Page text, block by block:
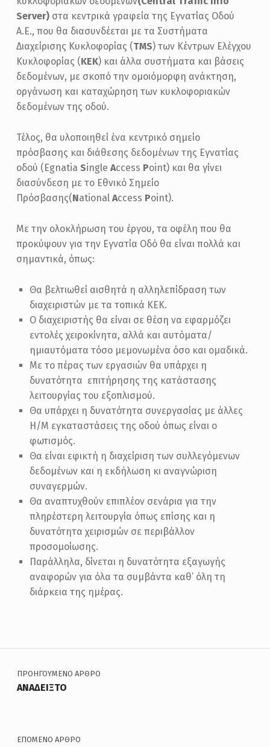
Δ
Ό
Σ
Server) στα κεντρικά γραφεία της Εγνατίας Οδού
Α.Ε., που θα διασυνδέεται με τα Συστήματα
Διαχείρισης Κυκλοφορίας (TMS) των Κέντρων Ελέγχου
Κυκλοφορίας (KEK) και άλλα συστήματα και βάσεις
δεδομένων, με σκοπό την ομοιόμορφη ανάκτηση,
οργάνωση και καταχώρηση των κυκλοφοριακών
δεδομένων της οδού.
Τέλος, θα υλοποιηθεί ένα κεντρικό σημείο
πρόσβασης και διάθεσης δεδομένων της Εγνατίας
οδού (Egnatia Single Access Point) και θα γίνει
διασύνδεση με το Εθνικό Σημείο
Πρόσβασης(National Access Point).
Με την ολοκλήρωση του έργου, τα οφέλη που θα
προκύψουν για την Εγνατία Oδό θα είναι πολλά και
σημαντικά, όπως:
Θα βελτιωθεί αισθητά η αλληλεπίδραση των
διαχειριστών με τα τοπικά ΚΕΚ.
Ο διαχειριστής θα είναι σε θέση να εφαρμόζει
εντολές χειροκίνητα, αλλά και αυτόματα/
ημιαυτόματα τόσο μεμονωμένα όσο και ομαδικά.
Με το πέρας των εργασιών θα υπάρχει η
δυνατότητα επιτήρησης της κατάστασης
λειτουργίας του εξοπλισμού.
Θα υπάρχει η δυνατότητα συνεργασίας με άλλες
Η/Μ εγκαταστάσεις της οδού όπως είναι ο
φωτισμός.
Θα είναι εφικτή η διαχείριση των συλλεγόμενων
δεδομένων και η εκδήλωση κι αναγνώριση
συναγερμών.
Θα αναπτυχθούν επιπλέον σενάρια για την
πληρέστερη λειτουργία όπως επίσης και η
δυνατότητα χειρισμών σε περιβάλλον
προσομοίωσης.
Παράλληλα, δίνεται η δυνατότητα εξαγωγής
αναφορών για όλα τα συμβάντα καθ’ όλη τη
διάρκεια της ημέρας.
Skip back to main navigation
Πλοήγηση άρθρων
ΠΡΟΗΓΟΎΜΕΝΟ ΆΡΘΡΟ
ΑΝΑΔΕΙΞΤΟ
ΕΠΌΜΕΝΟ ΆΡΘΡΟ